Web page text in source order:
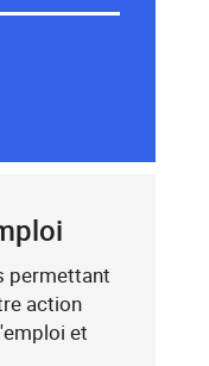
permettant
action
et